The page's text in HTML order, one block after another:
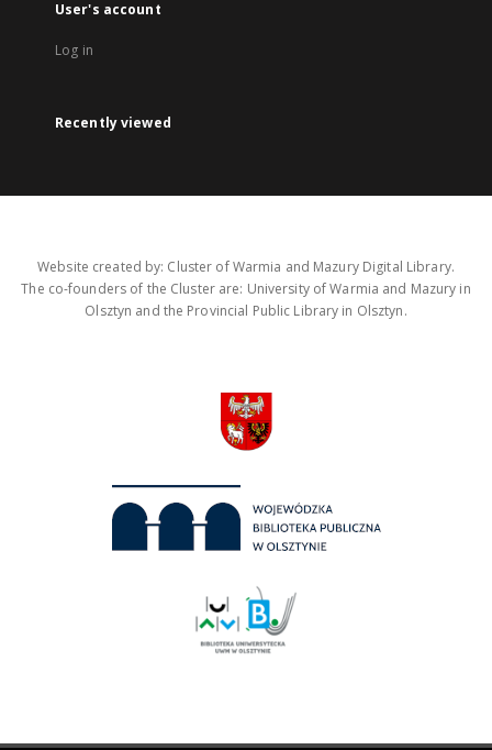
User's account
Log in
Recently viewed
Website created by: Cluster of Warmia and Mazury Digital Library.
The co-founders of the Cluster are: University of Warmia and Mazury in
Olsztyn and the Provincial Public Library in Olsztyn.